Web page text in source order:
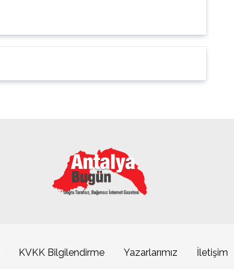
KVKK Bilgilendirme Yazarlarımız İletişim